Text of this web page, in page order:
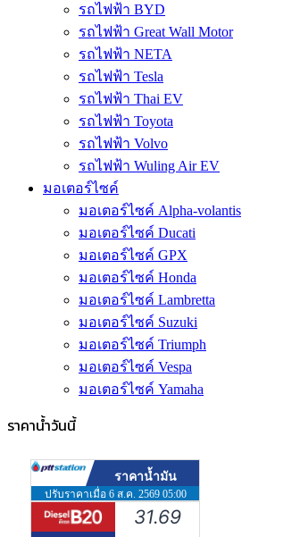
รถไฟฟ้า BYD
รถไฟฟ้า Great Wall Motor
รถไฟฟ้า NETA
รถไฟฟ้า Tesla
รถไฟฟ้า Thai EV
รถไฟฟ้า Toyota
รถไฟฟ้า Volvo
รถไฟฟ้า Wuling Air EV
มอเตอร์ไซค์
มอเตอร์ไซค์ Alpha-volantis
มอเตอร์ไซค์ Ducati
มอเตอร์ไซค์ GPX
มอเตอร์ไซค์ Honda
มอเตอร์ไซค์ Lambretta
มอเตอร์ไซค์ Suzuki
มอเตอร์ไซค์ Triumph
มอเตอร์ไซค์ Vespa
มอเตอร์ไซค์ Yamaha
ราคาน้ำวันนี้